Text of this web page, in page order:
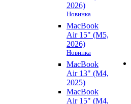
2026)
Новинка
MacBook
Air 15" (M5,
2026)
Новинка
MacBook
Air 13" (M4,
2025)
MacBook
Air 15" (M4,